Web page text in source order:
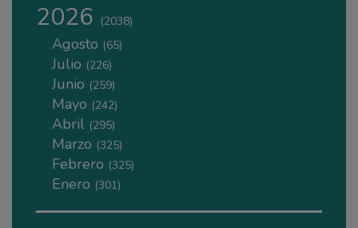
2026 (2038)
Agosto (65)
Julio (226)
Junio (259)
Mayo (242)
Abril (295)
Marzo (325)
Febrero (325)
Enero (301)